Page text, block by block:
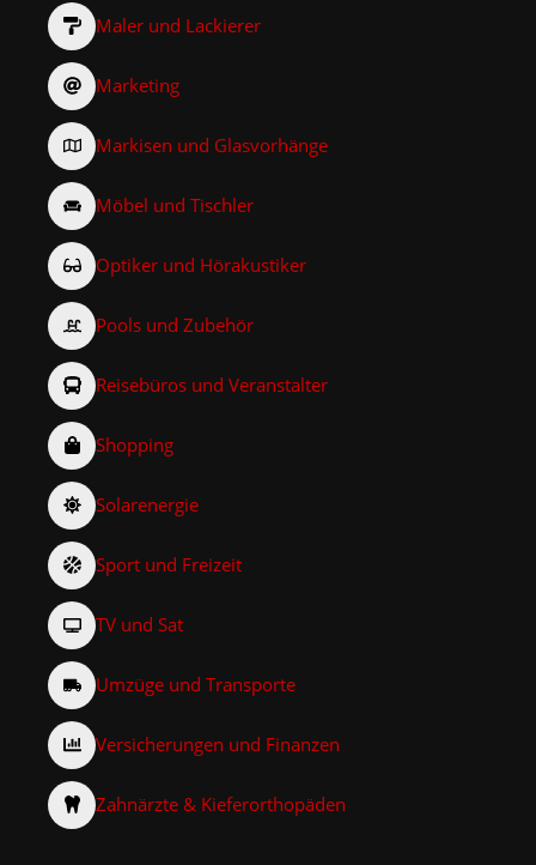
Maler und Lackierer
Marketing
Markisen und Glasvorhänge
Möbel und Tischler
Optiker und Hörakustiker
Pools und Zubehör
Reisebüros und Veranstalter
Shopping
Solarenergie
Sport und Freizeit
TV und Sat
Umzüge und Transporte
Versicherungen und Finanzen
Zahnärzte & Kieferorthopäden